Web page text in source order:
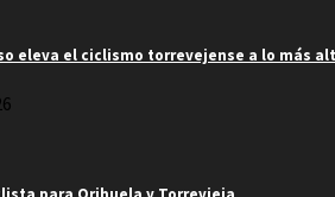
eleva el ciclismo torrevejense a lo más